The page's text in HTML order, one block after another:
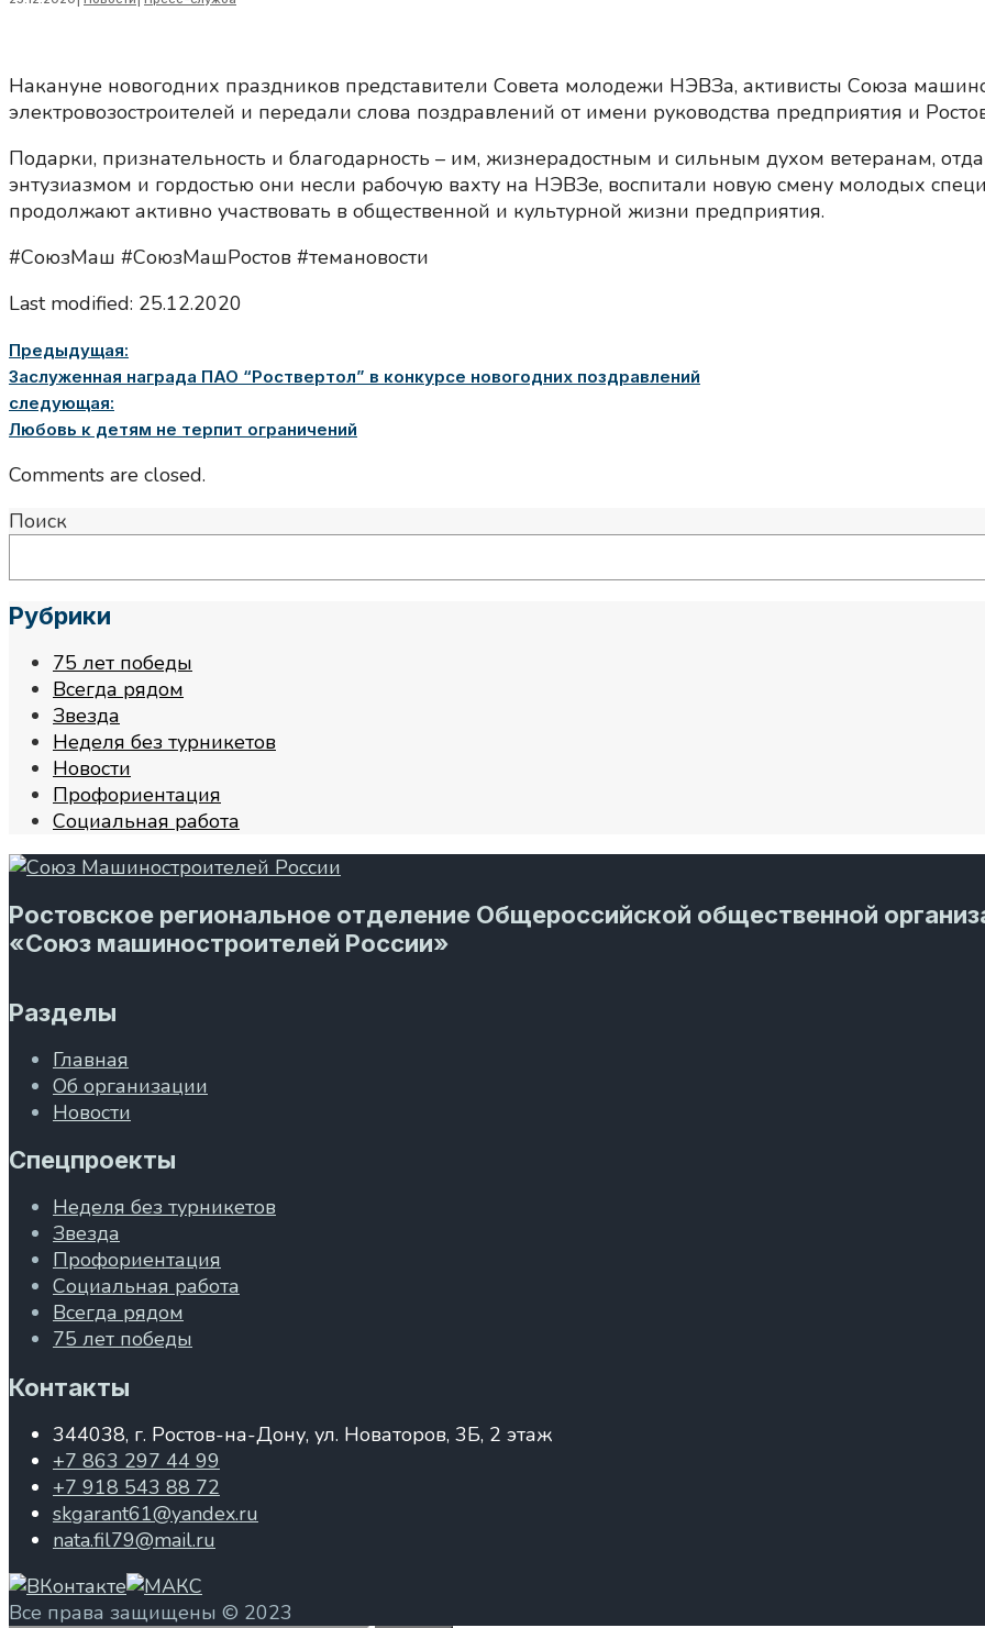
Накануне новогодних праздников представители Совета молодежи НЭВЗа, активисты Союза
электровозостроителей и передали слова поздравлений от имени руководства предприятия и
Подарки, признательность и благодарность – им, жизнерадостным и сильным духом ветеранам,
энтузиазмом и гордостью они несли рабочую вахту на НЭВЗе, воспитали новую смену молодых
продолжают активно участвовать в общественной и культурной жизни предприятия.
#СоюзМаш #СоюзМашРостов #темановости
Last modified: 25.12.2020
Предыдущая:
Заслуженная награда ПАО “Роствертол” в конкурсе новогодних поздравлений
следующая:
Любовь к детям не терпит ограничений
Comments are closed.
Поиск
Рубрики
75 лет победы
Всегда рядом
Звезда
Неделя без турникетов
Новости
Профориентация
Социальная работа
Ростовское региональное отделение Общероссийской общественной
«Союз машиностроителей России»
Разделы
Главная
Об организации
Новости
Спецпроекты
Неделя без турникетов
Звезда
Профориентация
Социальная работа
Всегда рядом
75 лет победы
Контакты
344038, г. Ростов-на-Дону, ул. Новаторов, 3Б, 2 этаж
+7 863 297 44 99
+7 918 543 88 72
skgarant61@yandex.ru
nata.fil79@mail.ru
Все права защищены © 2023